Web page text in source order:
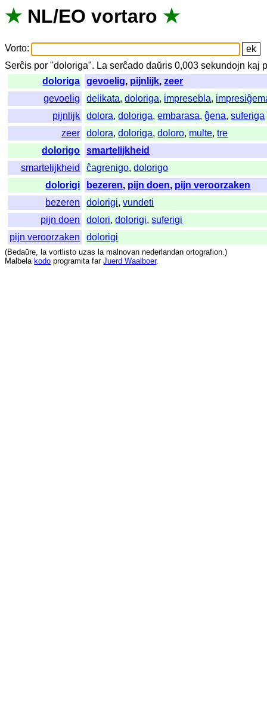
★ NL/EO vortaro ★
Vorto:
Serĉis por "doloriga". La serĉado daŭris 0,003sekundojn kaj
doloriga
gevoelig, pijnlijk,zeer
gevoelig
delikata,doloriga, impresebla,
pijnlijk
dolora,doloriga,embarasa,ĝena,suferiga
zeer
dolora,doloriga,doloro, multe,tre
dolorigo
smartelijkheid
smartelijkheid
ĉagrenigo,dolorigo
dolorigi
bezeren, pijn doen, pijn veroorzaken
bezeren
dolorigi,vundeti
pijn doen
dolori,dolorigi,suferigi
pijn veroorzaken
dolorigi
(Bedaŭre, la vortlisto uzas la malnovan nederlandan ortografion.)
Malbela kodo programita far Juerd Waalboer.